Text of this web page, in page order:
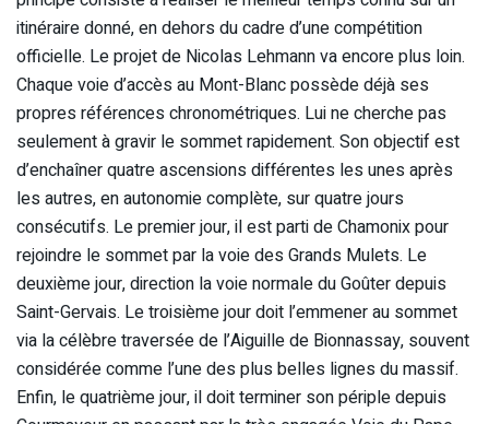
itinéraire donné, en dehors du cadre d’une compétition
officielle. Le projet de Nicolas Lehmann va encore plus loin.
Chaque voie d’accès au Mont-Blanc possède déjà ses
propres références chronométriques. Lui ne cherche pas
seulement à gravir le sommet rapidement. Son objectif est
d’enchaîner quatre ascensions différentes les unes après
les autres, en autonomie complète, sur quatre jours
consécutifs. Le premier jour, il est parti de Chamonix pour
rejoindre le sommet par la voie des Grands Mulets. Le
deuxième jour, direction la voie normale du Goûter depuis
Saint-Gervais. Le troisième jour doit l’emmener au sommet
via la célèbre traversée de l’Aiguille de Bionnassay, souvent
considérée comme l’une des plus belles lignes du massif.
Enfin, le quatrième jour, il doit terminer son périple depuis